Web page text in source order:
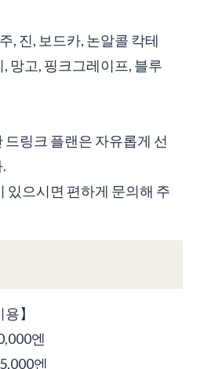
, 진, 보드카, 논알콜 칵테
망고, 핑크그레이프, 블루
드링크 플랜은 자유롭게 선
있으시면 편하게 문의해 주
】
엔
엔